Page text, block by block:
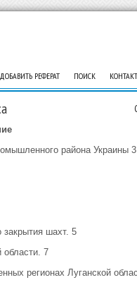
ДОБАВИТЬ РЕФЕРАТ ПОИСК
района Украины 3
закрытия шахт. 5
области. 7
регионах Луганской